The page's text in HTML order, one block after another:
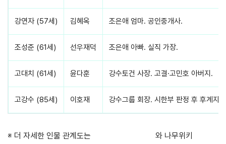
강연자 (57세) 김혜옥 조은애 엄마. 공인중개사.
조성준 (61세) 선우재덕 조은애 아빠. 실직 가장.
고대치 (61세) 윤다훈 강수토건 사장. 고결·고민호 아버지.
고강수 (85세) 이호재 강수그룹 회장. 시한부 판정 후 후계자
※ 더 자세한 인물 관계도는
와 나무위키